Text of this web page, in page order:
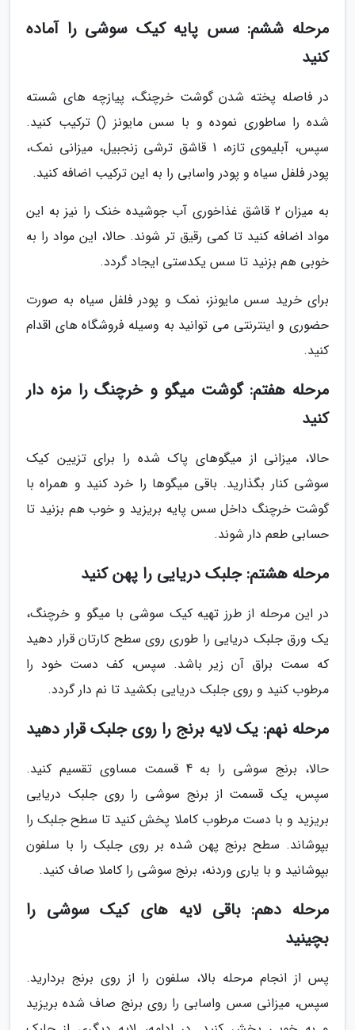
مرحله ششم: سس پایه کیک سوشی را آماده
کنید
در فاصله پخته شدن گوشت خرچنگ، پیازچه های شسته
شده را ساطوری نموده و با سس مایونز () ترکیب کنید.
سپس، آبلیموی تازه، 1 قاشق ترشی زنجبیل، میزانی نمک،
پودر فلفل سیاه و پودر واسابی را به این ترکیب اضافه کنید.
به میزان 2 قاشق غذاخوری آب جوشیده خنک را نیز به این
مواد اضافه کنید تا کمی رقیق تر شوند. حالا، این مواد را به
خوبی هم بزنید تا سس یکدستی ایجاد گردد.
برای خرید سس مایونز، نمک و پودر فلفل سیاه به صورت
حضوری و اینترنتی می توانید به وسیله فروشگاه های اقدام
کنید.
مرحله هفتم: گوشت میگو و خرچنگ را مزه دار
کنید
حالا، میزانی از میگوهای پاک شده را برای تزیین کیک
سوشی کنار بگذارید. باقی میگوها را خرد کنید و همراه با
گوشت خرچنگ داخل سس پایه بریزید و خوب هم بزنید تا
حسابی طعم دار شوند.
مرحله هشتم: جلبک دریایی را پهن کنید
در این مرحله از طرز تهیه کیک سوشی با میگو و خرچنگ،
یک ورق جلبک دریایی را طوری روی سطح کارتان قرار دهید
که سمت براق آن زیر باشد. سپس، کف دست خود را
مرطوب کنید و روی جلبک دریایی بکشید تا نم دار گردد.
مرحله نهم: یک لایه برنج را روی جلبک قرار دهید
حالا، برنج سوشی را به 4 قسمت مساوی تقسیم کنید.
سپس، یک قسمت از برنج سوشی را روی جلبک دریایی
بریزید و با دست مرطوب کاملا پخش کنید تا سطح جلبک را
بپوشاند. سطح برنج پهن شده بر روی جلبک را با سلفون
بپوشانید و با یاری وردنه، برنج سوشی را کاملا صاف کنید.
مرحله دهم: باقی لایه های کیک سوشی را
بچینید
پس از انجام مرحله بالا، سلفون را از روی برنج بردارید.
سپس، میزانی سس واسابی را روی برنج صاف شده بریزید